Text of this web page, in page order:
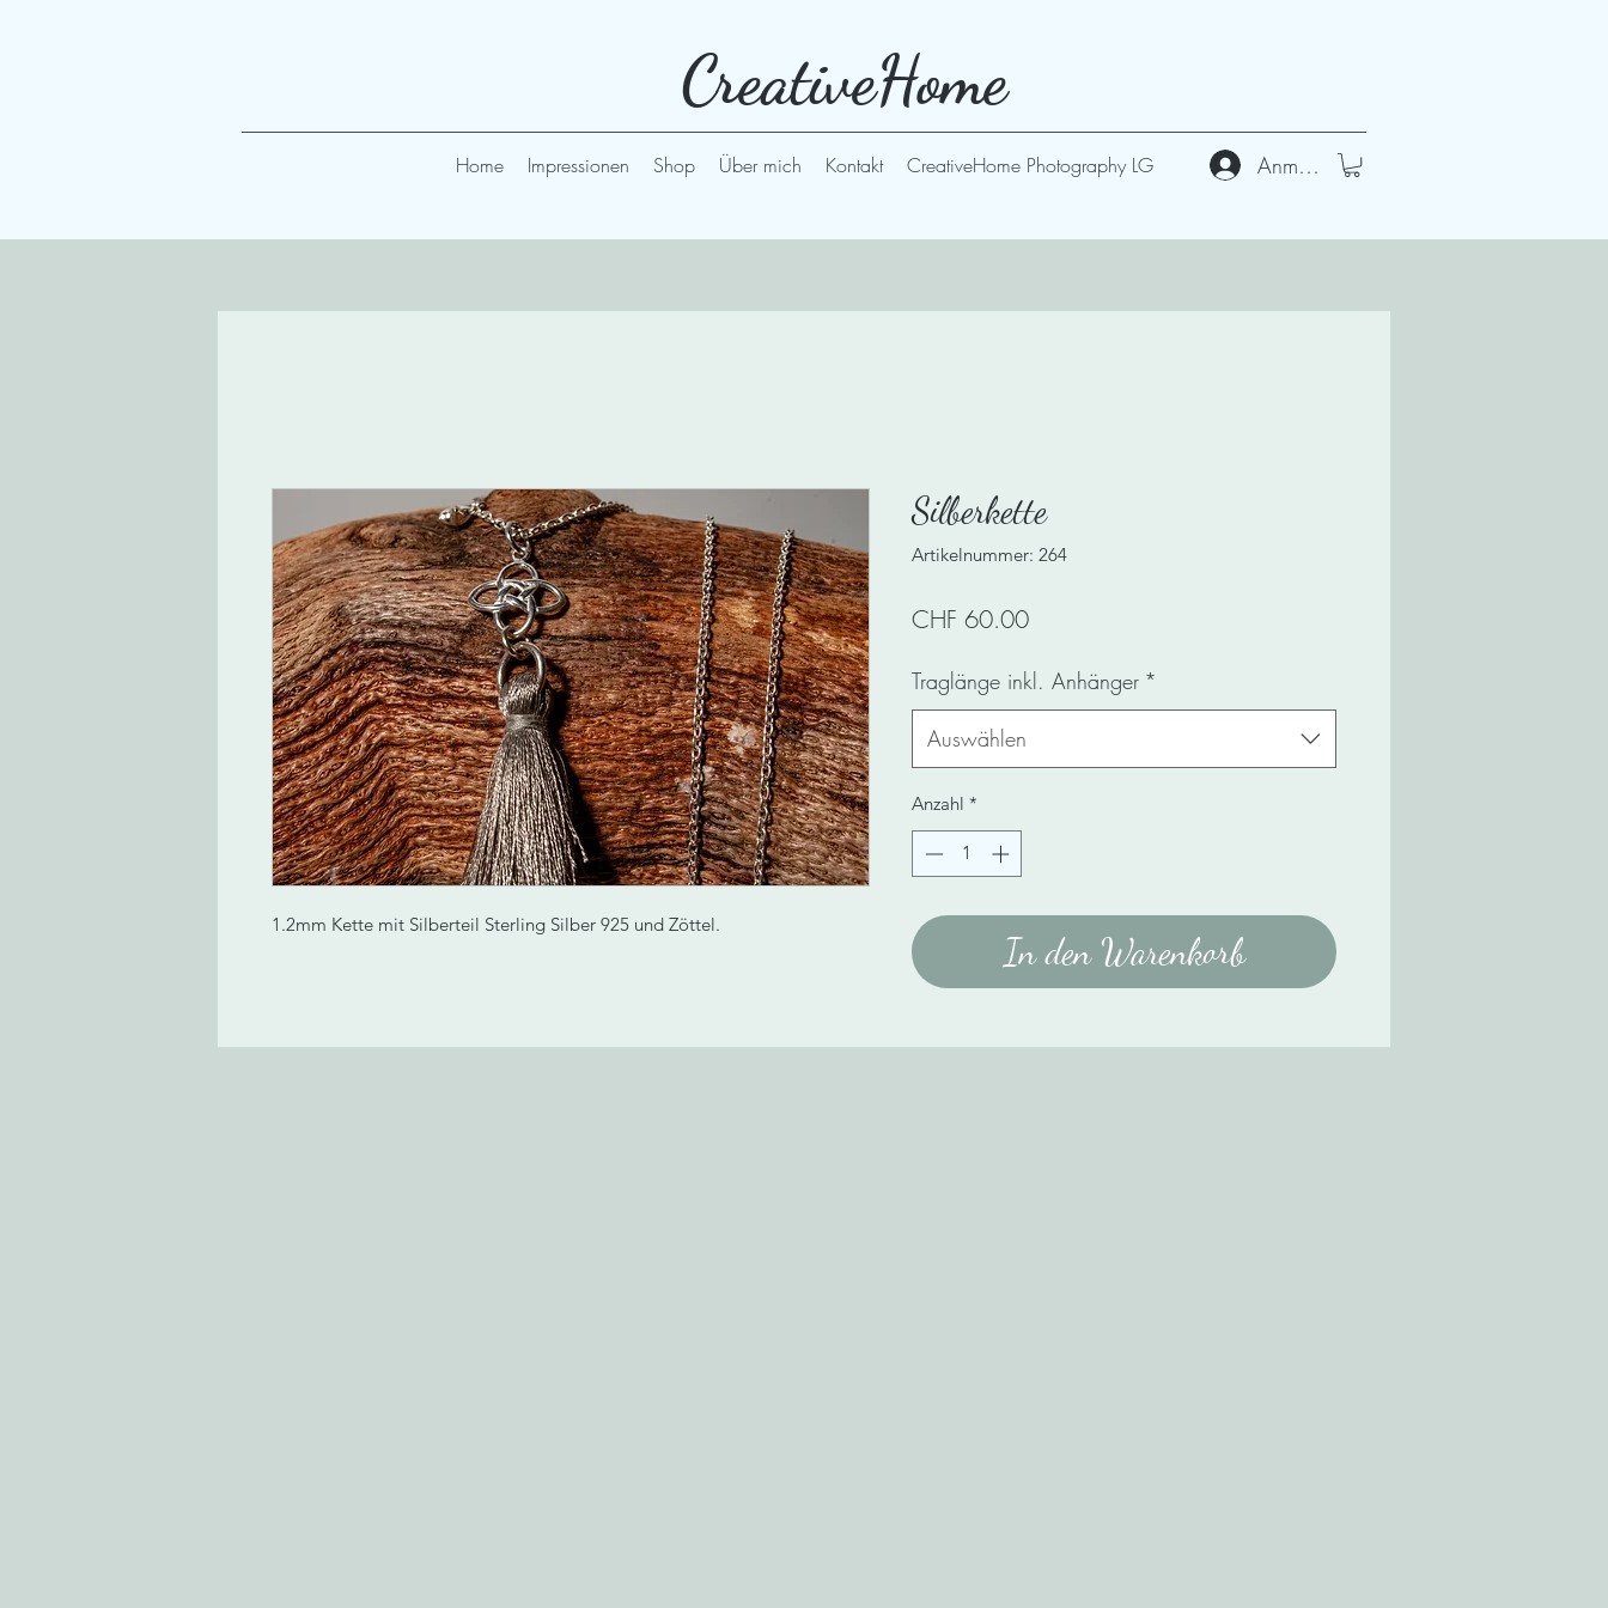
CreativeHome
Anmelden
Home Impressionen Shop Über mich Kontakt CreativeHome Photography LG
1.2mm Kette mit Silberteil Sterling Silber 925 und Zöttel.
Silberkette
Artikelnummer: 264
CHF 60.00Preis
Traglänge inkl. Anhänger *
Auswählen
Anzahl *
In den Warenkorb